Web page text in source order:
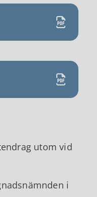
utom vid
i